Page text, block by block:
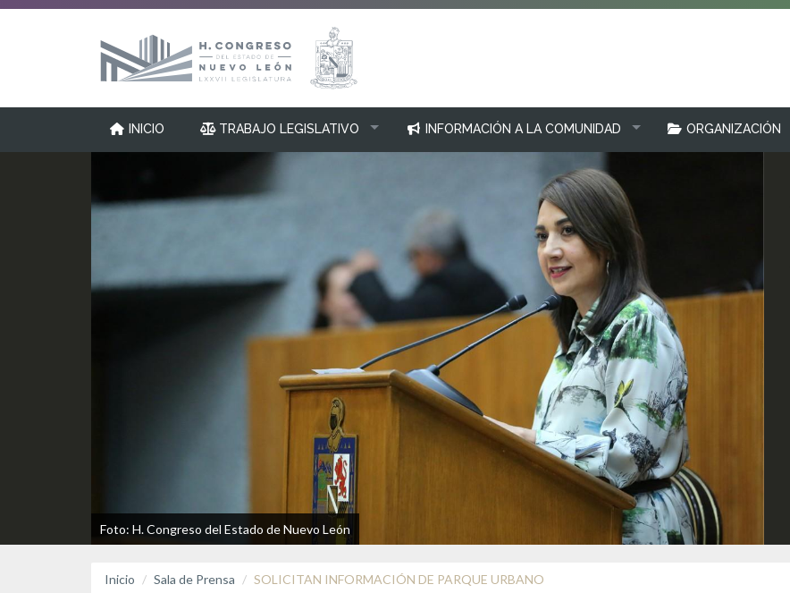
INICIO TRABAJO LEGISLATIVO INFORMACIÓN A LA COMUNIDAD ORGANIZACIÓN
Foto: H. Congreso del Estado de Nuevo León
Inicio Sala de Prensa SOLICITAN INFORMACIÓN DE PARQUE URBANO